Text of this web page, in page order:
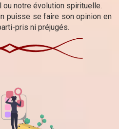
notre évolution spirituelle.
puisse se faire son opinion en
pris ni préjugés.